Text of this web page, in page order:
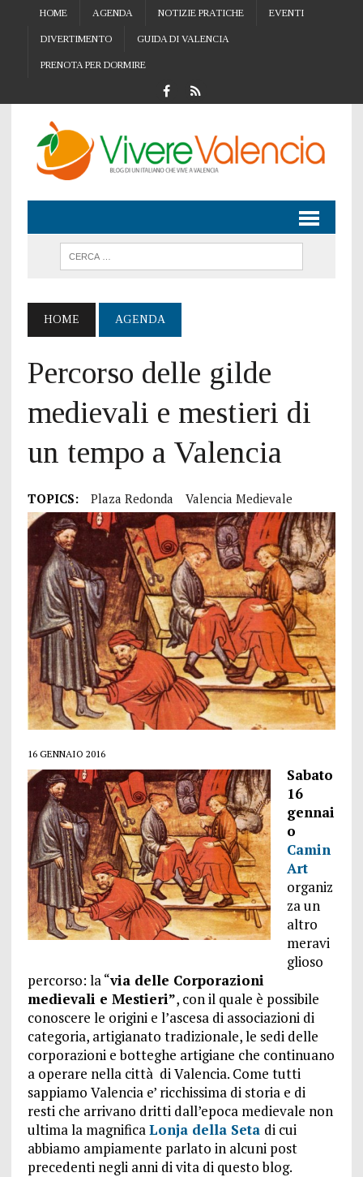
HOME AGENDA NOTIZIE PRATICHE EVENTI
DIVERTIMENTO GUIDA DI VALENCIA
PRENOTA PER DORMIRE
HOME AGENDA
Percorso delle gilde
medievali e mestieri di
un tempo a Valencia
TOPICS: Plaza Redonda Valencia Medievale
16 GENNAIO 2016
Sabato
16
gennai
o
Camin
Art
organiz
za un
altro
meravi
glioso
percorso: la “via delle Corporazioni
medievali e Mestieri”, con il quale è possibile
conoscere le origini e l’ascesa di associazioni di
categoria, artigianato tradizionale, le sedi delle
corporazioni e botteghe artigiane che continuano
a operare nella città di Valencia. Come tutti
sappiamo Valencia e’ ricchissima di storia e di
resti che arrivano dritti dall’epoca medievale non
ultima la magnifica Lonja della Seta di cui
abbiamo ampiamente parlato in alcuni post
precedenti negli anni di vita di questo blog.